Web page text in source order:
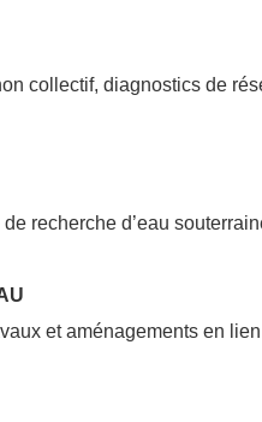
collectif, diagnostics de
recherche d’eau
et aménagements en